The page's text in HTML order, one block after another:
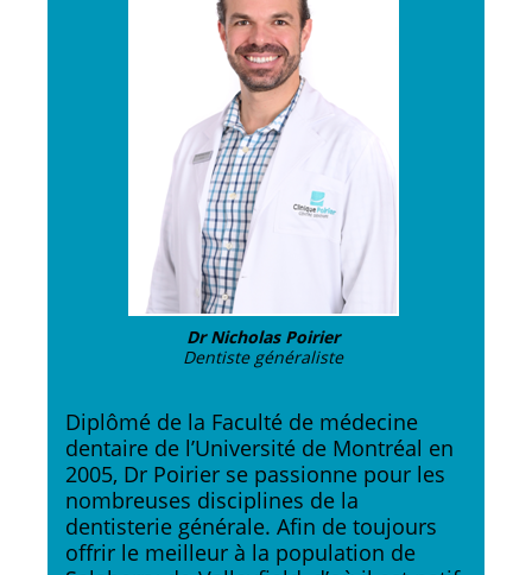
Dr Nicholas Poirier
Dentiste généraliste
Diplômé de la Faculté de médecine
dentaire de l’Université de Montréal en
2005, Dr Poirier se passionne pour les
nombreuses disciplines de la
dentisterie générale. Afin de toujours
offrir le meilleur à la population de